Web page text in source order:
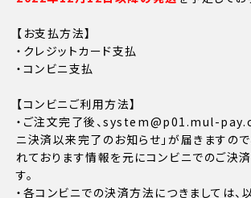
【お支払方法】
・クレジットカード支払
・コンビニ支払
【コンビニご利用方法】
・ご注文完了後、system@p01.mul-
ニ決済以来完了のお知らせ」が届きますので
れております情報を元にコンビニでのご決
す。
・各コンビニでの決済方法につきましては、